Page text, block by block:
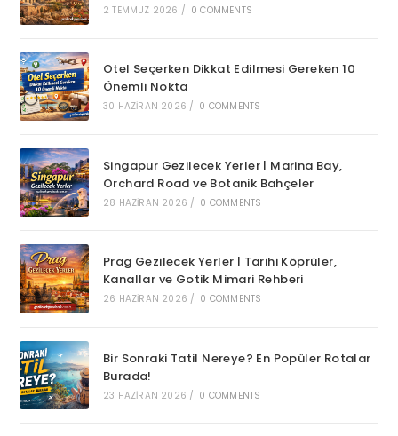
2 TEMMUZ 2026 / 0 COMMENTS
Otel Seçerken Dikkat Edilmesi Gereken 10
Önemli Nokta
30 HAZIRAN 2026 / 0 COMMENTS
Singapur Gezilecek Yerler | Marina Bay,
Orchard Road ve Botanik Bahçeler
28 HAZIRAN 2026 / 0 COMMENTS
Prag Gezilecek Yerler | Tarihi Köprüler,
Kanallar ve Gotik Mimari Rehberi
26 HAZIRAN 2026 / 0 COMMENTS
Bir Sonraki Tatil Nereye? En Popüler Rotalar
Burada!
23 HAZIRAN 2026 / 0 COMMENTS